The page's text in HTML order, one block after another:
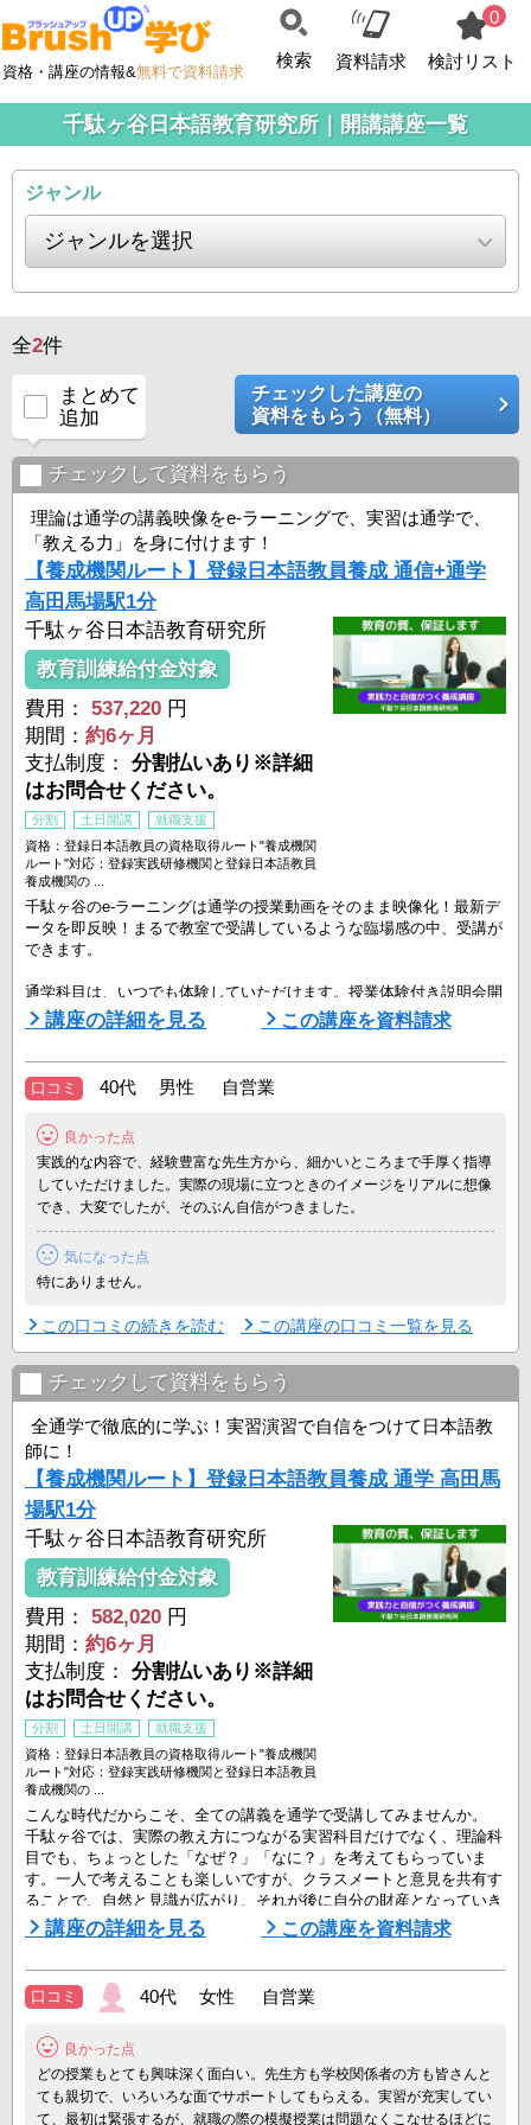
資格・講座の情報&無料で資料請求
検索 資料請求
0
検討リスト
千駄ヶ谷日本語教育研究所｜開講講座一覧
ジャンル
全2件
まとめて
追加
チェックした講座の
資料をもらう（無料）
チェックして資料をもらう
理論は通学の講義映像をe-ラーニングで、実習は通学で、
「教える力」を身に付けます！
【養成機関ルート】登録日本語教員養成 通信+通学
高田馬場駅1分
千駄ヶ谷日本語教育研究所
教育訓練給付金対象
費用：
537,220 円
期間： 約6ヶ月
支払制度： 分割払いあり※詳細
はお問合せください。
分割 土日開講
就職支援
資格：登録日本語教員の資格取得ルート"養成機関
ルート"対応：登録実践研修機関と登録日本語教員
養成機関の ...
千駄ヶ谷のe-ラーニングは通学の授業動画をそのまま映像化！最新デ
ータを即反映！まるで教室で受講しているような臨場感の中、受講が
できます。
通学科目は、いつでも体験していただけます。授業体験付き説明会開
催中です！まずは一度、当校の授業を体験してみてください。
●日本語を教える上で大切な基礎となる科目から、専門性の高い科目
までを段階的に学習します。
●「日本語教員試験」「日本語教育能力検定試験」「全養協日本語教
師検定」の出題範 ...
講座の詳細を見る この講座を資料請求
口コミ 40代 男性 自営業
良かった点
実践的な内容で、経験豊富な先生方から、細かいところまで手厚く指導
していただけました。実際の現場に立つときのイメージをリアルに想像
でき、大変でしたが、そのぶん自信がつきました。
気になった点
特にありません。
この口コミの続きを読む この講座の口コミ一覧を見る
チェックして資料をもらう
全通学で徹底的に学ぶ！実習演習で自信をつけて日本語教
師に！
【養成機関ルート】登録日本語教員養成 通学 高田馬
場駅1分
千駄ヶ谷日本語教育研究所
教育訓練給付金対象
費用：
582,020 円
期間： 約6ヶ月
支払制度： 分割払いあり※詳細
はお問合せください。
分割 土日開講
就職支援
資格：登録日本語教員の資格取得ルート"養成機関
ルート"対応：登録実践研修機関と登録日本語教員
養成機関の ...
こんな時代だからこそ、全ての講義を通学で受講してみませんか。
千駄ヶ谷では、実際の教え方につながる実習科目だけでなく、理論科
目でも、ちょっとした「なぜ？」「なに？」を考えてもらっていま
す。一人で考えることも楽しいですが、クラスメートと意見を共有す
ることで、自然と見識が広がり、それが後に自分の財産となっていき
ます。
す。（※対象外科目あり）
みてください。
■講座内容
...
講座の詳細を見る この講座を資料請求
口コミ 40代 女性 自営業
良かった点
どの授業もとても興味深く面白い。先生方も学校関係者の方も皆さんと
ても親切で、いろいろな面でサポートしてもらえる。実習が充実してい
て、最初は緊張するが、就職の際の模擬授業は問題なくこなせるほどに